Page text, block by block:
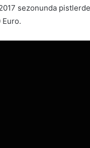
sezonunda
Euro.